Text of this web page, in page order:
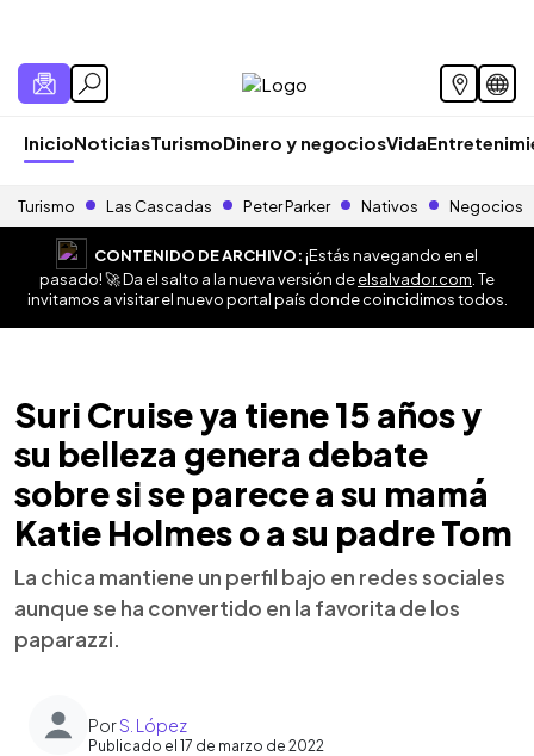
InicioNoticiasTurismoDinero y negociosVida
Turismo Las Cascadas Peter Parker Nativos Negocios
CONTENIDO DE ARCHIVO:¡Estás navegando en el
pasado! 🚀 Da el salto a la nueva versión deelsalvador.com . Te
invitamos a visitar el nuevo portal país donde coincidimos todos.
Suri Cruise ya tiene 15 años y
su belleza genera debate
sobre si se parece a su mamá
Katie Holmes o a su padre Tom
La chica mantiene un perfil bajo en redes sociales
aunque se ha convertido en la favorita de los
paparazzi.
PorS. López
Publicado el 17 de marzo de 2022